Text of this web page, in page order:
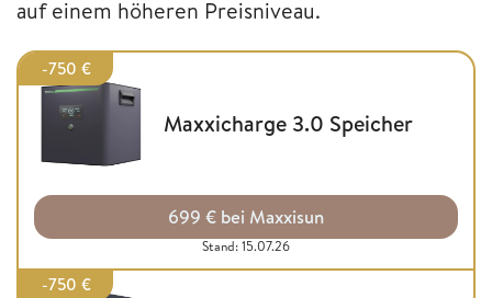
auf einem höheren Preisniveau.
-750 €
Maxxicharge 3.0 Speicher
699 € bei Maxxisun
Stand: 15.07.26
-750 €